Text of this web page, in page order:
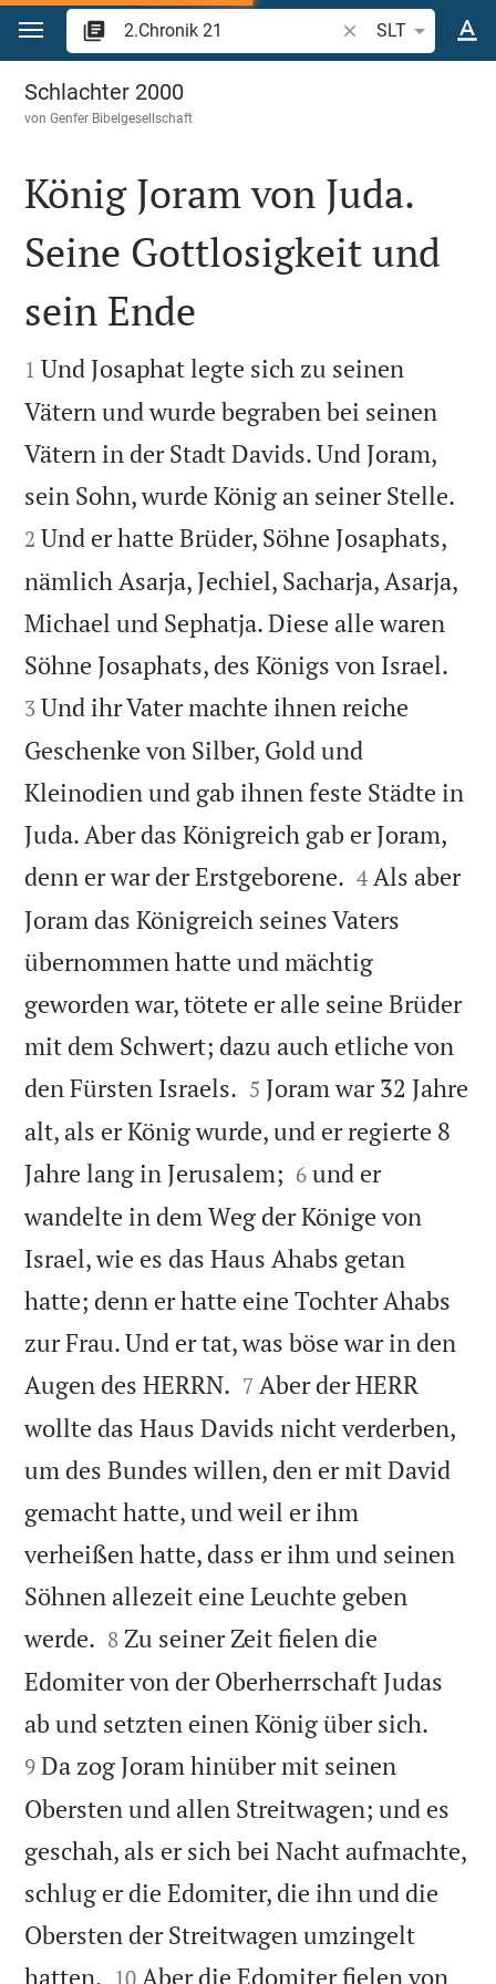
Zum Inhalt springen
Bibelstelle oder
SLT
2.Chronik 21
Schlachter 2000
vonGenfer Bibelgesellschaft

König Joram von Juda.
Seine Gottlosigkeit und
sein Ende

1 Und Josaphat legte sich zu seinen
Vätern und wurde begraben bei seinen
Vätern in der Stadt Davids. Und Joram,
sein Sohn, wurde König an seiner Stelle.
2 Und er hatte Brüder, Söhne Josaphats,
nämlich Asarja, Jechiel, Sacharja, Asarja,
Michael und Sephatja. Diese alle waren
Söhne Josaphats, des Königs von Israel.
3 Und ihr Vater machte ihnen reiche
Geschenke von Silber, Gold und
Kleinodien und gab ihnen feste Städte in
Juda. Aber das Königreich gab er Joram,
denn er war der Erstgeborene. 

4 Als aber
Joram das Königreich seines Vaters
übernommen hatte und mächtig
geworden war, tötete er alle seine Brüder
mit dem Schwert; dazu auch etliche von
den Fürsten Israels. 

5 Joram war 32 Jahre
alt, als er König wurde, und er regierte 8
Jahre lang in Jerusalem; 

6 und er
wandelte in dem Weg der Könige von
Israel, wie es das Haus Ahabs getan
hatte; denn er hatte eine Tochter Ahabs
zur Frau. Und er tat, was böse war in den
Augen des HERRN. 

7 Aber der HERR
wollte das Haus Davids nicht verderben,
um des Bundes willen, den er mit David
gemacht hatte, und weil er ihm
verheißen hatte, dass er ihm und seinen
Söhnen allezeit eine Leuchte geben
werde. 

8 Zu seiner Zeit fielen die
Edomiter von der Oberherrschaft Judas
ab und setzten einen König über sich.
9 Da zog Joram hinüber mit seinen
Obersten und allen Streitwagen; und es
geschah, als er sich bei Nacht aufmachte,
schlug er die Edomiter, die ihn und die
Obersten der Streitwagen umzingelt
hatten. 

10 Aber die Edomiter fielen von